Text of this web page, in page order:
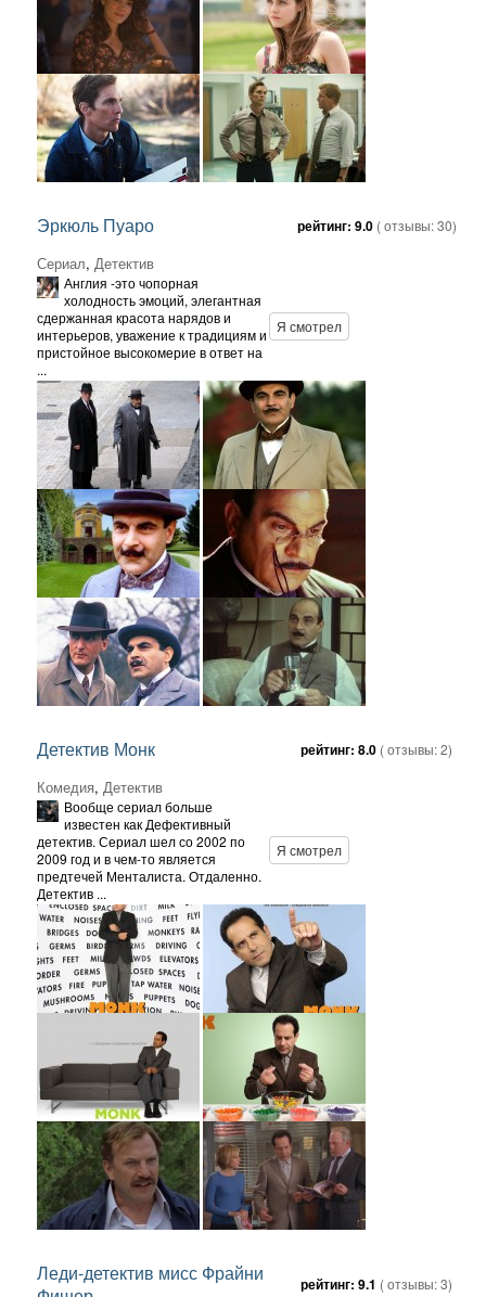
Эркюль Пуаро
Сериал, Детектив
рейтинг: 9.0 ( отзывы:30)
Англия -это чопорная
холодность эмоций, элегантная
сдержанная красота нарядов и
интерьеров, уважение к традициям и
пристойное высокомерие в ответ на
...
Я смотрел
Детектив Монк
Комедия, Детектив
рейтинг: 8.0 ( отзывы:2)
Вообще сериал больше
известен как Дефективный
детектив. Сериал шел со 2002 по
2009 год и в чем-то является
предтечей Менталиста. Отдаленно.
Детектив ...
Я смотрел
Леди-детектив мисс Фрайни
рейтинг: 9.1 ( отзывы:3)